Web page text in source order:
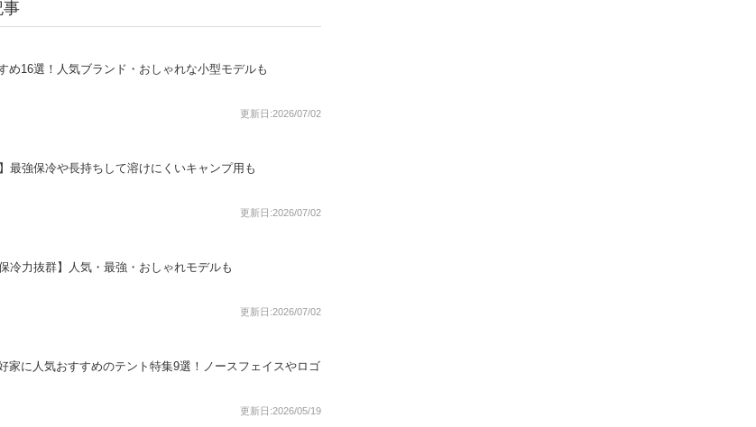
事
め16選！人気ブランド・おしゃれな小型モデルも
更新日:2026/07/02
最強保冷や長持ちして溶けにくいキャンプ用も
更新日:2026/07/02
冷力抜群】人気・最強・おしゃれモデルも
更新日:2026/07/02
家に人気おすすめのテント特集9選！ノースフェイスやロゴ
更新日:2026/05/19